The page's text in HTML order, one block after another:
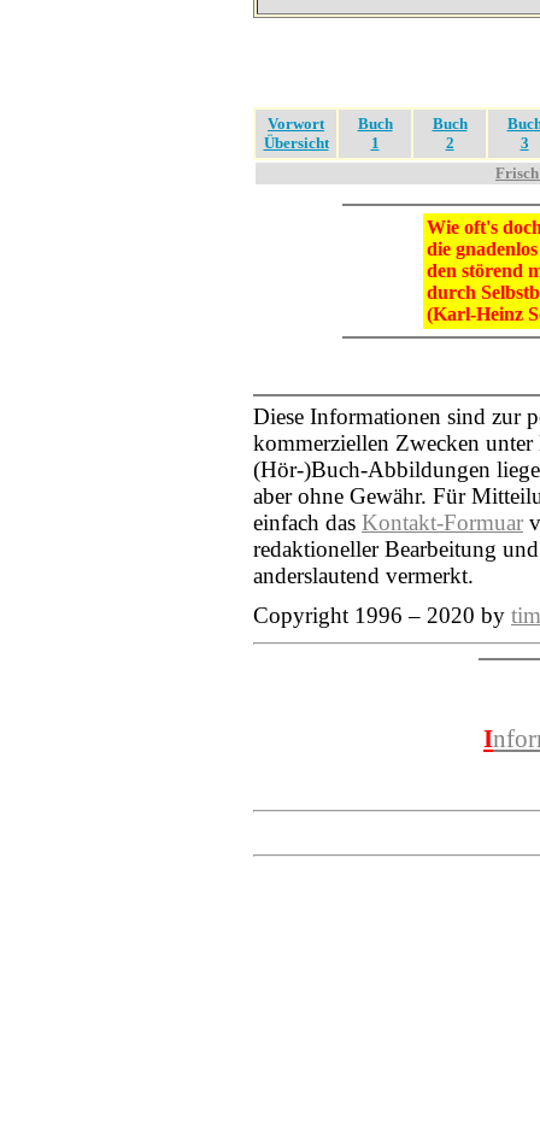
Vorwort
Übersicht
Buch
1
Buch
2
3
Wie oft's
die
den störend
durch
(Karl-Heinz
Diese Informationen sind zur
kommerziellen Zwecken
(Hör-)Buch-Abbildungen
aber ohne Gewähr. Für
einfach das Kontakt-Formuar
redaktioneller Bearbeitung
anderslautend vermerkt.
Copyright 1996 – 2020 by
I